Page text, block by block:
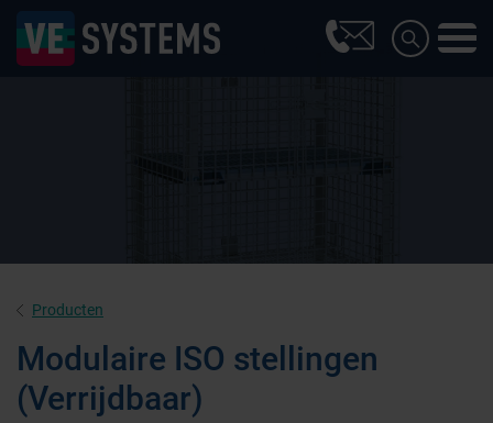
Producten
Modulaire ISO stellingen
(Verrijdbaar)